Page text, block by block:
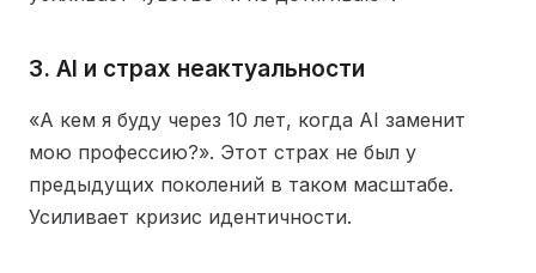
3. AI и страх неактуальности
«А кем я буду через 10 лет, когда AI заменит
мою профессию?». Этот страх не был у
предыдущих поколений в таком масштабе.
Усиливает кризис идентичности.